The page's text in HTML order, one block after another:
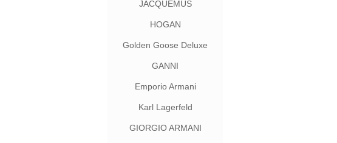
JACQUEMUS
HOGAN
Golden Goose Deluxe
GANNI
Emporio Armani
Karl Lagerfeld
GIORGIO ARMANI